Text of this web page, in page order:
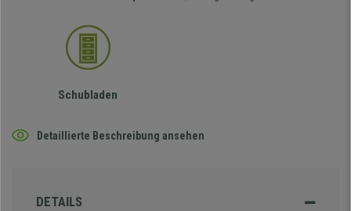
Schubladen
Detaillierte Beschreibung ansehen
DETAILS